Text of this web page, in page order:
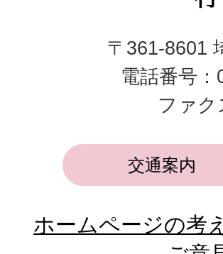
市
役
所
〒361-8601
電話番号
ファク
交通案内
ホームページの考